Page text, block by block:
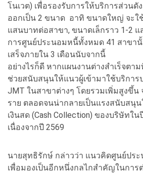
โนเวต) เพื่อรองรับการให้บริการส่วนดั
ออกเป็น 2 ขนาด อาทิ ขนาดใหญ่ จะใช้
แสนบาทต่อสาขา, ขนาดเล็กราว 1-2
การศูนย์ประนอมหนี้ทั้งหมด 41 สาขา
เสร็จภายใน 3 เดือนนับจากนี้
อย่างไรก็ดี หากแผนงานต่างสำเร็จตา
ช่วยสนับสนุนให้แนวผู้เข้ามาใช้บริการ
JMT ในสาขาต่างๆ โดยรวมเพิ่มสูงขึ้น
ราย ตลอดจนน่ากลายเป็นแรงสนับสนุ
เงินสด (Cash Collection) ของบริษัทใน
เนื่องจากปี 2569
นายสุทธิรักษ์ กล่าวว่า แนวคิดศูนย์ปร
เพื่อมองเป็นอีกหนึ่งกลไกสำคัญในการ